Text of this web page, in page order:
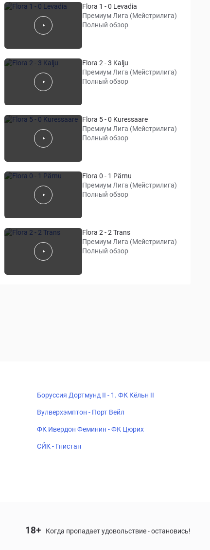
Flora 1 - 0 Levadia
Премиум Лига (Мейстрилига)
Полный обзор
Flora 2 - 3 Kalju
Премиум Лига (Мейстрилига)
Полный обзор
Flora 5 - 0 Kuressaare
Премиум Лига (Мейстрилига)
Полный обзор
Flora 0 - 1 Pärnu
Премиум Лига (Мейстрилига)
Полный обзор
Flora 2 - 2 Trans
Премиум Лига (Мейстрилига)
Полный обзор
Боруссия Дортмунд II - 1. ФК Кёльн II
Вулверхэмптон - Порт Вейл
ФК Ивердон Феминин - ФК Цюрих
СЙК - Гнистан
18+ Когда пропадает удовольствие - остановись!